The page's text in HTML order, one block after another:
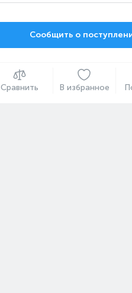
Сообщить о
Сравнить В избранное